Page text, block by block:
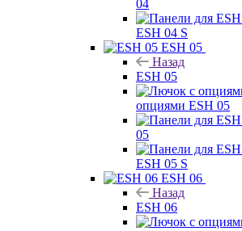
04
ESH 04 S
ESH 05
Назад
ESH 05
опциями ESH 05
05
ESH 05 S
ESH 06
Назад
ESH 06